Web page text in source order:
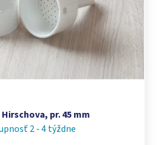
pr. 45 mm
2 - 4 týždne